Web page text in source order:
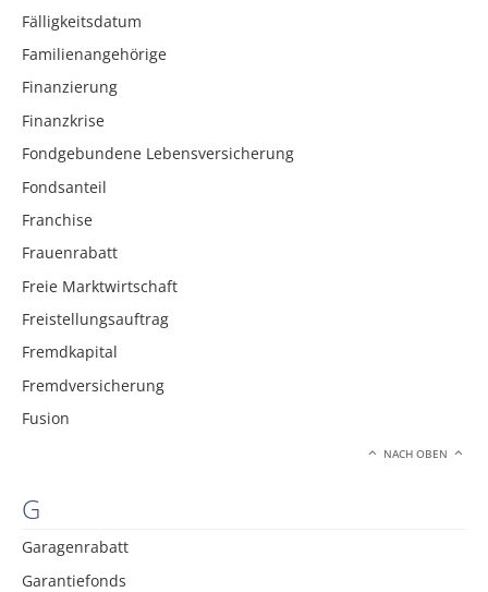
Fälligkeitsdatum
Familienangehörige
Finanzierung
Finanzkrise
Fondgebundene Lebensversicherung
Fondsanteil
Franchise
Frauenrabatt
Freie Marktwirtschaft
Freistellungsauftrag
Fremdkapital
Fremdversicherung
Fusion
NACH OBEN
G
Garagenrabatt
Garantiefonds